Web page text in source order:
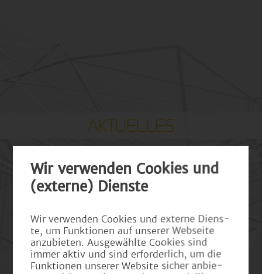
AKTUELLES
Wir ver­wen­den Coo­kies und
(ex­ter­ne) Diens­te
Wir ver­wen­den Coo­kies und ex­ter­ne Diens­
te, um Funk­tio­nen auf un­se­rer Web­sei­te
an­zu­bie­ten. Aus­ge­wähl­te Coo­kies sind
immer aktiv und sind er­for­der­lich, um die
Funk­tio­nen un­se­rer Web­site si­cher an­bie­